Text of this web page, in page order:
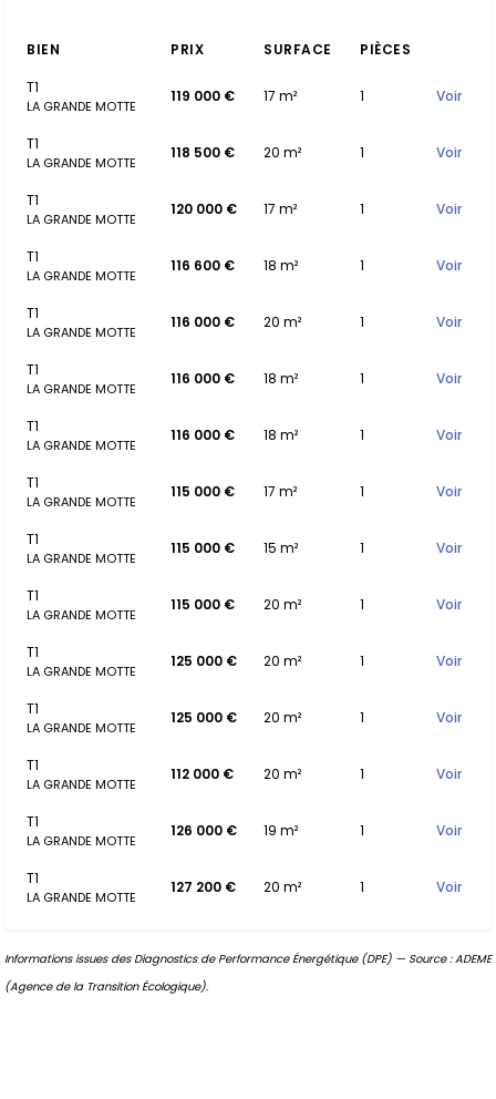
BIEN PRIX SURFACE
PIÈCES
T1
LA GRANDE MOTTE
119 000 € 17 m² 1 Voir
T1
LA GRANDE MOTTE
118 500 € 20 m² 1 Voir
T1
LA GRANDE MOTTE
120 000 € 17 m² 1 Voir
T1
LA GRANDE MOTTE
116 600 € 18 m² 1 Voir
T1
LA GRANDE MOTTE
116 000 € 20 m² 1 Voir
T1
LA GRANDE MOTTE
116 000 € 18 m² 1 Voir
T1
LA GRANDE MOTTE
116 000 € 18 m² 1 Voir
T1
LA GRANDE MOTTE
115 000 € 17 m² 1 Voir
T1
LA GRANDE MOTTE
115 000 € 15 m² 1 Voir
T1
LA GRANDE MOTTE
115 000 € 20 m² 1 Voir
T1
LA GRANDE MOTTE
125 000 € 20 m² 1 Voir
T1
LA GRANDE MOTTE
125 000 € 20 m² 1 Voir
T1
LA GRANDE MOTTE
112 000 € 20 m² 1 Voir
T1
LA GRANDE MOTTE
126 000 € 19 m² 1 Voir
T1
LA GRANDE MOTTE
127 200 € 20 m² 1 Voir
Informations issues des Diagnostics de Performance Énergétique (DPE) — Source : ADEME
(Agence de la Transition Écologique).